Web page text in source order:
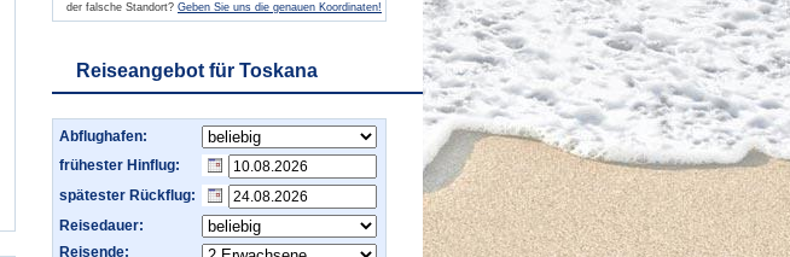
der falsche Standort? Geben Sie uns die genauen Koordinaten!
Reiseangebot für Toskana
Abflughafen:
frühester Hinflug:
spätester Rückflug:
Reisedauer:
Reisende: